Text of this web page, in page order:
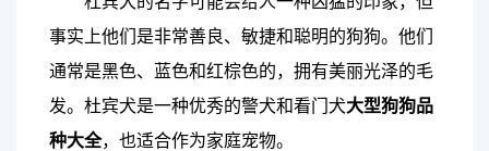
事实上他们是非常善良、敏捷和聪明的狗狗。他们
通常是黑色、蓝色和红棕色的，拥有美丽光泽的毛
发。杜宾犬是一种优秀的警犬和看门犬大型狗狗品
种大全，也适合作为家庭宠物。